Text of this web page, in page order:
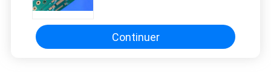
Continuer